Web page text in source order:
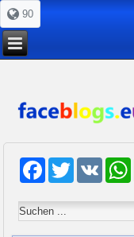
90
Facebook
Twitter VK